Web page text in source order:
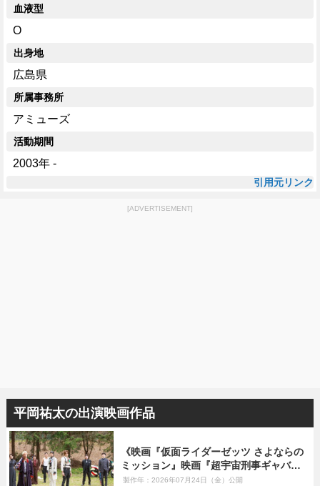
血液型
O
出身地
広島県
所属事務所
アミューズ
活動期間
2003年 -
引用元リンク
[ADVERTISEMENT]
平岡祐太の出演映画作品
《映画『仮面ライダーゼッツ さよならの
ミッション』映画『超宇宙刑事ギャバン
インフィニティ 太陽が泣いた日』》
製作年：2026年07月24日（金）公開